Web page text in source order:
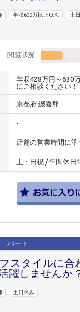
年収600万以上O.K. 土
閲覧状況
年収428万円～630
にご相談ください！
京都府 綴喜郡
-
店舗の営業時間に準
土・日祝 / 年間休日
パート
スタイルに合
躍しませんか
土日休み